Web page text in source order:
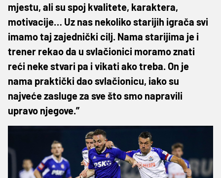
mjestu, ali su spoj kvalitete, karaktera,
motivacije… Uz nas nekoliko starijih igrača svi
imamo taj zajednički cilj. Nama starijima je i
trener rekao da u svlačionici moramo znati
reći neke stvari pa i vikati ako treba. On je
nama praktički dao svlačionicu, iako su
najveće zasluge za sve što smo napravili
upravo njegove.”